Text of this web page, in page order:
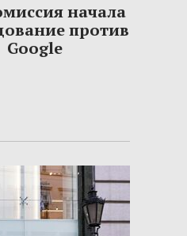
начала
против
Google